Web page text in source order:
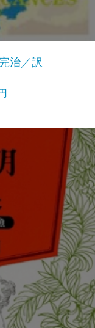
治／訳